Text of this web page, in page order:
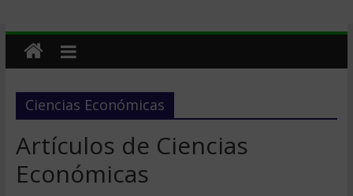
Ciencias Económicas
Artículos de Ciencias
Económicas